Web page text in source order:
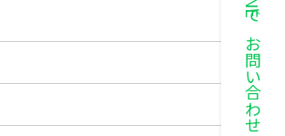
LINEでお問い合わせ